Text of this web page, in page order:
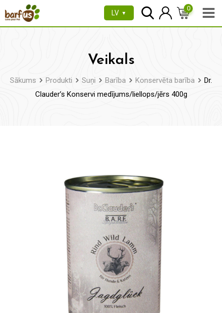
uz
LV ▼
0
Veikals
Sākums Produkti Suņi Barība Konservēta barība
Dr.
Clauder’s Konservi medījums/liellops/jērs 400g